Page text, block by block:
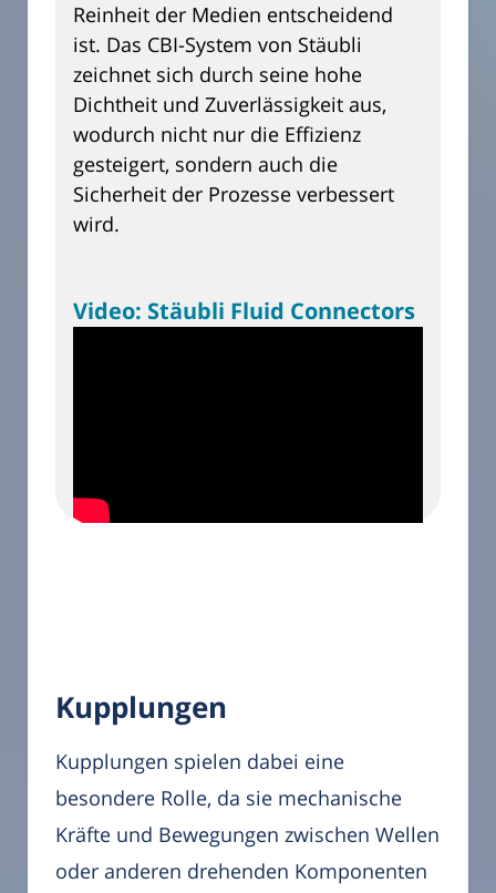
Reinheit der Medien entscheidend
ist. Das CBI-System von Stäubli
zeichnet sich durch seine hohe
Dichtheit und Zuverlässigkeit aus,
wodurch nicht nur die Effizienz
gesteigert, sondern auch die
Sicherheit der Prozesse verbessert
wird.
Video: Stäubli Fluid Connectors
Kupplungen
Kupplungen spielen dabei eine
besondere Rolle, da sie mechanische
Kräfte und Bewegungen zwischen Wellen
oder anderen drehenden Komponenten